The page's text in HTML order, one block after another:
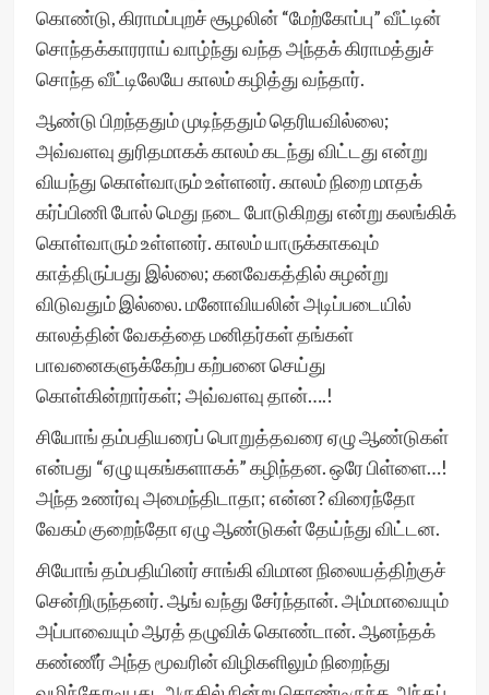
கொண்டு, கிராமப்புறச் சூழலின் “மேற்கோப்பு” வீட்டின்
சொந்தக்காரராய் வாழ்ந்து வந்த அந்தக் கிராமத்துச்
சொந்த வீட்டிலேயே காலம் கழித்து வந்தார்.
ஆண்டு பிறந்ததும் முடிந்ததும் தெரியவில்லை;
அவ்வளவு துரிதமாகக் காலம் கடந்து விட்டது என்று
வியந்து கொள்வாரும் உள்ளனர். காலம் நிறை மாதக்
கர்ப்பிணி போல் மெது நடை போடுகிறது என்று கலங்கிக்
கொள்வாரும் உள்ளனர். காலம் யாருக்காகவும்
காத்திருப்பது இல்லை; கனவேகத்தில் சுழன்று
விடுவதும் இல்லை. மனோவியலின் அடிப்படையில்
காலத்தின் வேகத்தை மனிதர்கள் தங்கள்
பாவனைகளுக்கேற்ப கற்பனை செய்து
கொள்கின்றார்கள்; அவ்வளவு தான்….!
சியோங் தம்பதியரைப் பொறுத்தவரை ஏழு ஆண்டுகள்
என்பது “ஏழு யுகங்களாகக்” கழிந்தன. ஒரே பிள்ளை…!
அந்த உணர்வு அமைந்திடாதா; என்ன? விரைந்தோ
வேகம் குறைந்தோ ஏழு ஆண்டுகள் தேய்ந்து விட்டன.
சியோங் தம்பதியினர் சாங்கி விமான நிலையத்திற்குச்
சென்றிருந்தனர். ஆங் வந்து சேர்ந்தான். அம்மாவையும்
அப்பாவையும் ஆரத் தழுவிக் கொண்டான். ஆனந்தக்
கண்ணீர் அந்த மூவரின் விழிகளிலும் நிறைந்து